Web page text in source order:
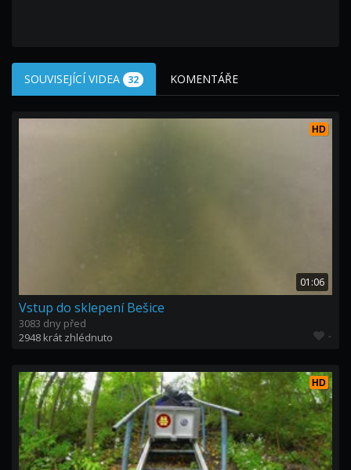
SOUVISEJÍCÍ VIDEA 32 KOMENTÁŘE
HD
01:06
Vstup do sklepení Bešice
3083 dny před
2948 krát zhlédnuto
-
HD